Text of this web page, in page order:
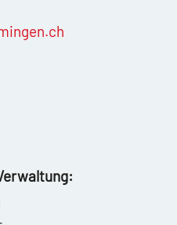
ng n ch